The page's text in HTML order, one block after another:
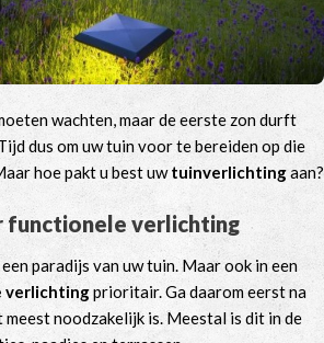
wachten, maar de eerste zon durft
dus om uw tuin voor te bereiden op die
hoe pakt u best uwtuinverlichtingaan?
functionele verlichting
paradijs van uw tuin. Maar ook in een
verlichtingprioritair. Ga daarom eerst na
noodzakelijk is. Meestal is dit in de